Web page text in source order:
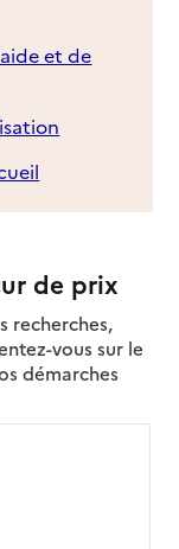
et de
de prix
recherches,
vous sur le
démarches